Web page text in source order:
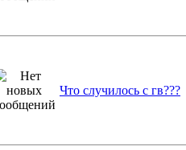
Что случилось с гв???